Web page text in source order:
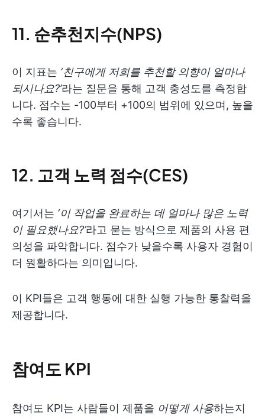
11. 순추천지수(NPS)
이 지표는 ‘친구에게 저희를 추천할 의향이 얼마나
되시나요?’라는 질문을 통해 고객 충성도를 측정합
니다. 점수는 -100부터 +100의 범위에 있으며, 높을
수록 좋습니다.
12. 고객 노력 점수(CES)
여기서는 ‘이 작업을 완료하는 데 얼마나 많은 노력
이 필요했나요?’라고 묻는 방식으로 제품의 사용 편
의성을 파악합니다. 점수가 낮을수록 사용자 경험이
더 원활하다는 의미입니다.
이 KPI들은 고객 행동에 대한 실행 가능한 통찰력을
제공합니다.
참여도 KPI
참여도 KPI는 사람들이 제품을 어떻게 사용하는지